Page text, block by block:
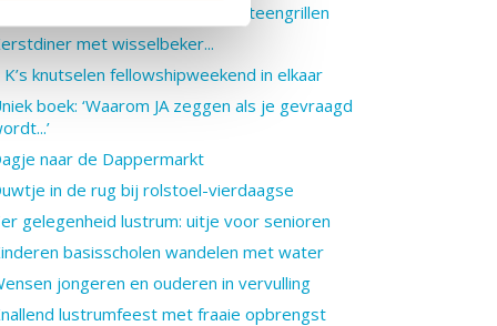
Jaar 2016 begint met bowlen en steengrillen
met wisselbeker...
K’s knutselen fellowshipweekend in elkaar
boek: ‘Waarom JA zeggen als je gevraagd
naar de Dappermarkt
in de rug bij rolstoel-vierdaagse
gelegenheid lustrum: uitje voor senioren
basisscholen wandelen met water
jongeren en ouderen in vervulling
lustrumfeest met fraaie opbrengst